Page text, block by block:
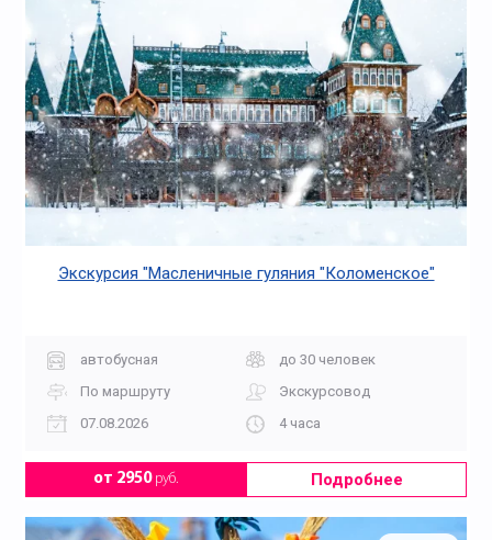
Экскурсия "Масленичные гуляния "Коломенское"
автобусная
до 30 человек
По маршруту
Экскурсовод
07.08.2026
4 часа
от 2950руб. Подробнее